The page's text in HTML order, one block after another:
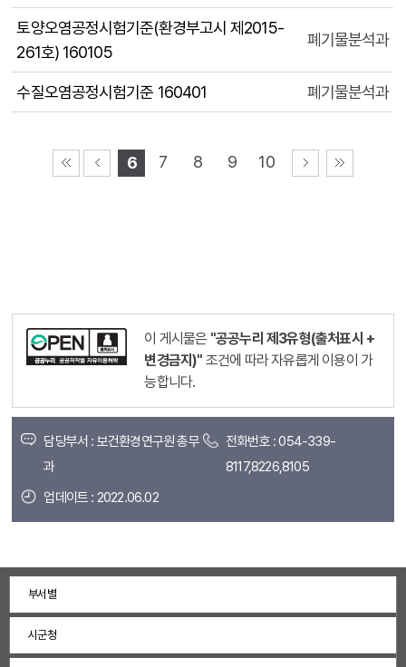
토양오염공정시험기준(환경부고시 제2015-
261호) 160105
폐기물분석과
수질오염공정시험기준 160401 폐기물분석과
6 7 8 9 10
이 게시물은 "공공누리 제3유형(출처표시 +
변경금지)" 조건에 따라 자유롭게 이용이 가
능합니다.
담당부서 : 보건환경연구원 총무
과
전화번호 : 054-339-
8117,8226,8105
업데이트 : 2022.06.02
부서별
시군청